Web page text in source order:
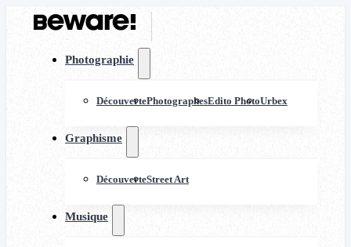
Photographie
DécouvertePhotographesEdito PhotoUrbex
Graphisme
DécouverteStreet Art
Musique